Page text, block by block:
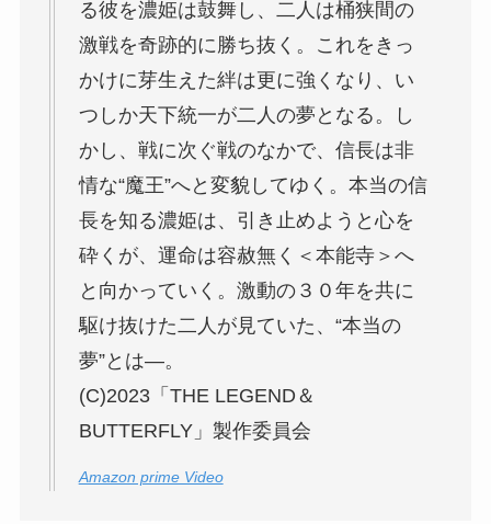
る彼を濃姫は鼓舞し、二人は桶狭間の
激戦を奇跡的に勝ち抜く。これをきっ
かけに芽生えた絆は更に強くなり、い
つしか天下統一が二人の夢となる。し
かし、戦に次ぐ戦のなかで、信長は非
情な“魔王”へと変貌してゆく。本当の信
長を知る濃姫は、引き止めようと心を
砕くが、運命は容赦無く＜本能寺＞へ
と向かっていく。激動の３０年を共に
駆け抜けた二人が見ていた、“本当の
夢”とは―。
(C)2023「THE LEGEND＆
BUTTERFLY」製作委員会
Amazon prime Video